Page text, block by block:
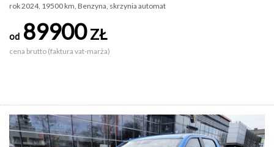
rok 2024, 19500 km, Benzyna, skrzynia automat
od 89900ZŁ
cena brutto (faktura vat-marża)